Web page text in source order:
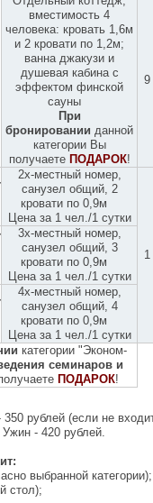
вместимость 4
человека: кровать 1,6м
и 2 кровати по 1,2м;
ванна джакузи и
душевая кабина с
эффектом финской
сауны
При
бронировании данной
категории Вы
получаете ПОДАРОК!
9
2х-местный номер,
санузел общий, 2
кровати по 0,9м
Цена за 1 чел./1 сутки
3х-местный номер,
санузел общий, 3
кровати по 0,9м
Цена за 1 чел./1 сутки
4х-местный номер,
санузел общий, 4
кровати по 0,9м
Цена за 1 чел./1 сутки
категории "Эконом-
семинаров и
ПОДАРОК!
350 рублей (если не
- 420 рублей.
выбранной категории);
стол);